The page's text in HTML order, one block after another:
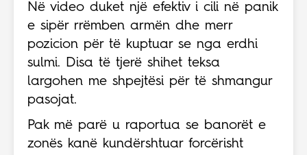
Në video duket një efektiv i cili në panik
e sipër rrëmben armën dhe merr
pozicion për të kuptuar se nga erdhi
sulmi. Disa të tjerë shihet teksa
largohen me shpejtësi për të shmangur
pasojat.
Pak më parë u raportua se banorët e
zonës kanë kundërshtuar forcërisht